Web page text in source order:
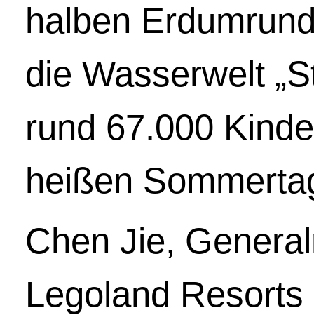
halben
die Wasserwelt
rund 67.000
heißen
Chen Jie,
Legoland